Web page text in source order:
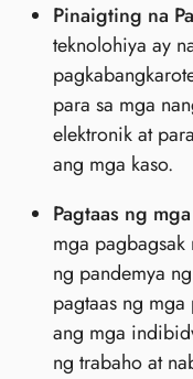
Pinaigting na
teknolohiya ay
para sa mga
elektronik at
ang mga kaso.
Pagtaas ng
mga
ng pandemya
pagtaas ng
ang mga
ng trabaho at